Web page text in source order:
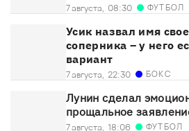
7 августа, 08:30 ФУТБОЛ
Усик назвал имя
соперника – у него
вариант
7 августа, 22:30 БОКС
Лунин сделал
прощальное
7 августа, 18:06 ФУТБОЛ